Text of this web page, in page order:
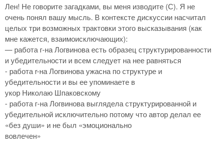
Лен! Не говорите загадками, вы меня изводите (С). Я не
очень понял вашу мысль. В контексте дискуссии насчитал
целых три возможных трактовки этого высказывания (как
мне кажется, взаимоисключающих):
— работа г-на Логвинова есть образец структурированности
и убедительности и всем следует на нее равняться
- работа r-на Логвинова ужасна по структуре и
убедительности и вы ее упоминаете в
укор Николаю Шпаковскому
- работа г-на Логвинова выглядела структурированной и
убедительной исключительно потому что автор делал ее
«без души» и не был «эмоционально
вовлечен»